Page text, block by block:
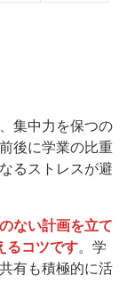
集中力を保つの
後に学業の比重
るストレスが避
ない計画を立て
るコツです。学
有も積極的に活